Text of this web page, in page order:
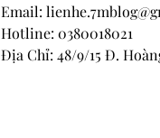
Email:
Hotline: 0380018021
Địa Chỉ: 48/9/15 Đ.